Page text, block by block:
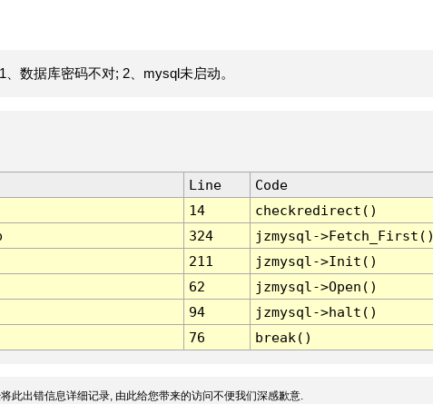
数据库密码不对; 2、mysql未启动。
Line
Code
14
checkredirect()
324
jzmysql-
211
jzmysql->Init()
62
jzmysql->Open()
94
jzmysql->halt()
76 break()
此出错信息详细记录, 由此给您带来的访问不便我们深感歉意.